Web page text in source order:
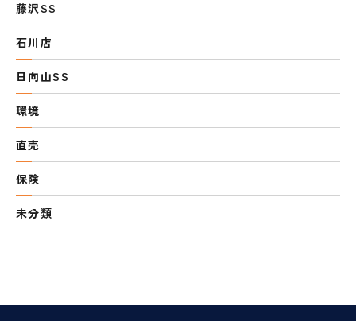
藤沢SS
石川店
日向山SS
環境
直売
保険
未分類